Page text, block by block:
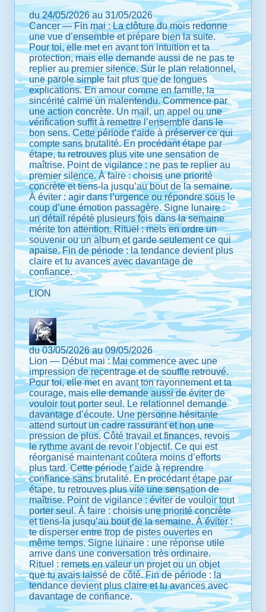
du 24/05/2026 au 31/05/2026
Cancer — Fin mai : La clôture du mois redonne
une vue d’ensemble et prépare bien la suite.
Pour toi, elle met en avant ton intuition et ta
protection, mais elle demande aussi de ne pas te
replier au premier silence. Sur le plan relationnel,
une parole simple fait plus que de longues
explications. En amour comme en famille, la
sincérité calme un malentendu. Commence par
une action concrète. Un mail, un appel ou une
vérification suffit à remettre l’ensemble dans le
bon sens. Cette période t’aide à préserver ce qui
compte sans brutalité. En procédant étape par
étape, tu retrouves plus vite une sensation de
maîtrise. Point de vigilance : ne pas te replier au
premier silence. À faire : choisis une priorité
concrète et tiens-la jusqu’au bout de la semaine.
À éviter : agir dans l’urgence ou répondre sous le
coup d’une émotion passagère. Signe lunaire :
un détail répété plusieurs fois dans la semaine
mérite ton attention. Rituel : mets en ordre un
souvenir ou un album et garde seulement ce qui
apaise. Fin de période : la tendance devient plus
claire et tu avances avec davantage de
confiance.
LION
du 03/05/2026 au 09/05/2026
Lion — Début mai : Mai commence avec une
impression de recentrage et de souffle retrouvé.
Pour toi, elle met en avant ton rayonnement et ta
courage, mais elle demande aussi de éviter de
vouloir tout porter seul. Le relationnel demande
davantage d’écoute. Une personne hésitante
attend surtout un cadre rassurant et non une
pression de plus. Côté travail et finances, revois
le rythme avant de revoir l’objectif. Ce qui est
réorganisé maintenant coûtera moins d’efforts
plus tard. Cette période t’aide à reprendre
confiance sans brutalité. En procédant étape par
étape, tu retrouves plus vite une sensation de
maîtrise. Point de vigilance : éviter de vouloir tout
porter seul. À faire : choisis une priorité concrète
et tiens-la jusqu’au bout de la semaine. À éviter :
te disperser entre trop de pistes ouvertes en
même temps. Signe lunaire : une réponse utile
arrive dans une conversation très ordinaire.
Rituel : remets en valeur un projet ou un objet
que tu avais laissé de côté. Fin de période : la
tendance devient plus claire et tu avances avec
davantage de confiance.